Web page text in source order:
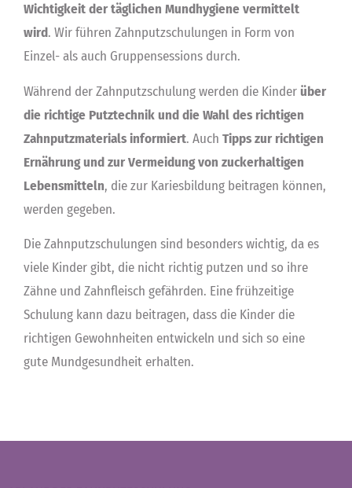
Wichtigkeit der täglichen Mundhygiene vermittelt
wird. Wir führen Zahnputzschulungen in Form von
Einzel- als auch Gruppensessions durch.
Während der Zahnputzschulung werden die Kinderüber
die richtige Putztechnik und die Wahl des richtigen
Zahnputzmaterials informiert. Auch Tipps zur richtigen
Ernährung und zur Vermeidung von zuckerhaltigen
Lebensmitteln, die zur Kariesbildung beitragen können,
werden gegeben.
Die Zahnputzschulungen sind besonders wichtig, da es
viele Kinder gibt, die nicht richtig putzen und so ihre
Zähne und Zahnfleisch gefährden. Eine frühzeitige
Schulung kann dazu beitragen, dass die Kinder die
richtigen Gewohnheiten entwickeln und sich so eine
gute Mundgesundheit erhalten.